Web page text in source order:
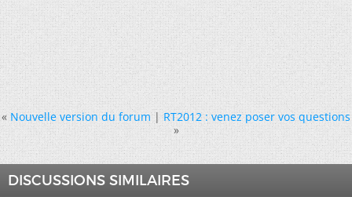
« Nouvelle version du forum|RT2012 : venez poser vos questions
»
DISCUSSIONS SIMILAIRES